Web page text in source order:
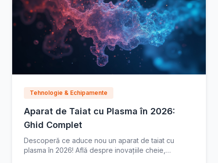
Tehnologie & Echipamente
Aparat de Taiat cu Plasma în 2026:
Ghid Complet
Descoperă ce aduce nou un aparat de taiat cu
plasma în 2026! Află despre inovațiile cheie,